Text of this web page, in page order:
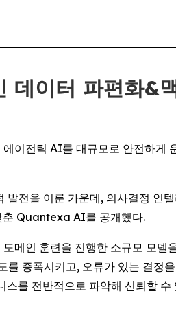
이터 파편화&
전틱 AI를 대규모로 안전하게
전을 이룬 가운데, 의사결정 인
춘 Quantexa AI를 공개했다.
메인 훈련을 진행한 소규모 모
증폭시키고, 오류가 있는 결정
를 전반적으로 파악해 신뢰할